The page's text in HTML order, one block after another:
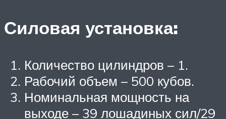
Силовая установка:
Количество цилиндров – 1.
Рабочий объем – 500 кубов.
Номинальная мощность на
выходе – 39 лошадиных сил/29